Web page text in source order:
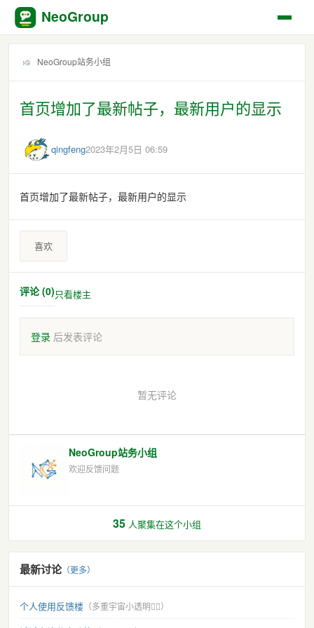
NeoGroup
NeoGroup站务小组
首页增加了最新帖子，最新用户的显示
qingfeng2023年2月5日 06:59
首页增加了最新帖子，最新用户的显示
喜欢
评论 (0)只看楼主
登录 后发表评论
暂无评论
NeoGroup站务小组
欢迎反馈问题
35 人聚集在这个小组
最新讨论（更多）
个人使用反馈楼 （多重宇宙小透明🏳️‍🌈）